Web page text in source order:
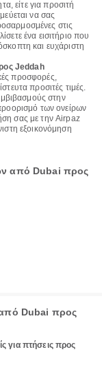
είτε για προσιτή
να σας
στις
ένα εισιτήριο που
και ευχάριστη
Jeddah
προσφορές,
προσιτές τιμές.
στην
των ονείρων
σας με την Airpaz
εξοικονόμηση
από Dubai προς
από Dubai προς
για πτήσεις προς